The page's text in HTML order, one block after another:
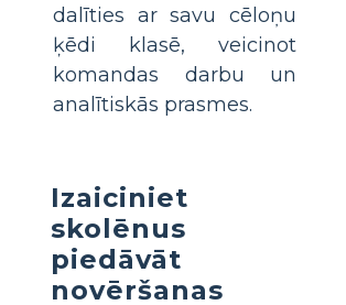
dalīties ar savu cēloņu
ķēdi klasē, veicinot
komandas darbu un
analītiskās prasmes.
Izaiciniet
skolēnus
piedāvāt
novēršanas